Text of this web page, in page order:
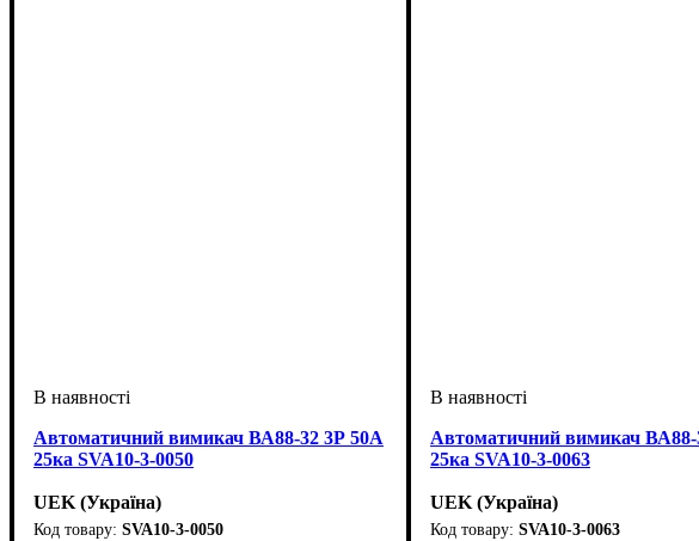
Автоматичний вимикач ВА88-32 3Р 50А
25ка SVA10-3-0050
UEK (Україна)
SVA10-3-0050
Автоматичний вимикач ВА88-
25ка SVA10-3-0063
UEK (Україна)
SVA10-3-0063